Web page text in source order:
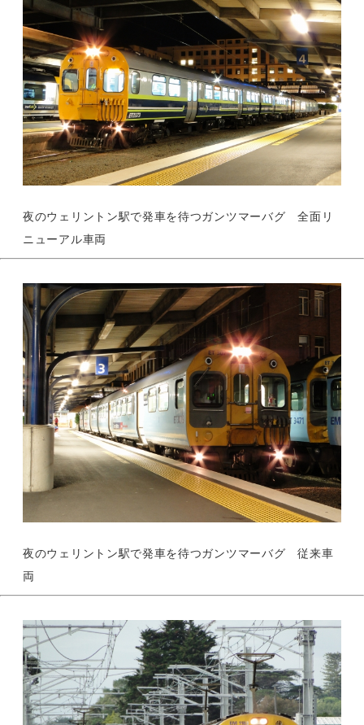
夜のウェリントン駅で発車を待つガンツマーバグ 全面リ
ニューアル車両
夜のウェリントン駅で発車を待つガンツマーバグ 従来車
両